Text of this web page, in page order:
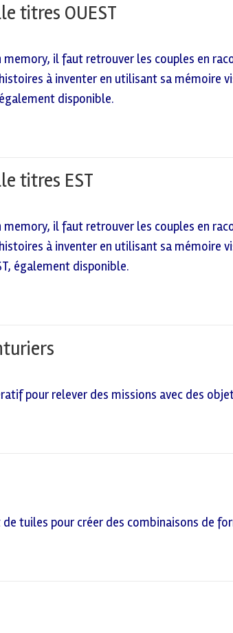
titres OUEST
memory, il faut retrouver les couples en
à inventer en utilisant sa mémoire
disponible.
titres EST
memory, il faut retrouver les couples en
à inventer en utilisant sa mémoire
également disponible.
pour relever des missions avec des
de tuiles pour créer des combinaisons de